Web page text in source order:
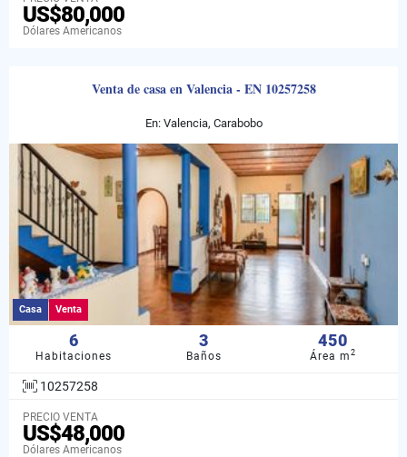
US$80,000
Dólares Americanos
Venta de casa en Valencia - EN 10257258
En: Valencia, Carabobo
Casa Venta
6
Habitaciones
3
Baños
450
Área m2
10257258
PRECIO VENTA
US$48,000
Dólares Americanos